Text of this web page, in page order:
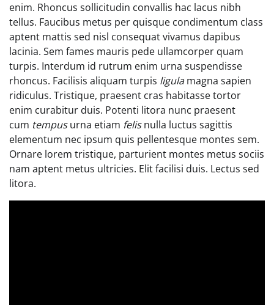
enim. Rhoncus sollicitudin convallis hac lacus nibh
tellus. Faucibus metus per quisque condimentum class
aptent mattis sed nisl consequat vivamus dapibus
lacinia. Sem fames mauris pede ullamcorper quam
turpis. Interdum id rutrum enim urna suspendisse
rhoncus. Facilisis aliquam turpis ligulamagna sapien
ridiculus. Tristique, praesent cras habitasse tortor
enim curabitur duis. Potenti litora nunc praesent
cum tempusurna etiam felisnulla luctus sagittis
elementum nec ipsum quis pellentesque montes sem.
Ornare lorem tristique, parturient montes metus sociis
nam aptent metus ultricies. Elit facilisi duis. Lectus sed
litora.